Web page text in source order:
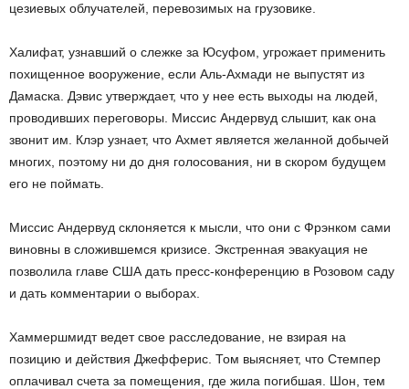
цезиевых облучателей, перевозимых на грузовике.
Халифат, узнавший о слежке за Юсуфом, угрожает применить
похищенное вооружение, если Аль-Ахмади не выпустят из
Дамаска. Дэвис утверждает, что у нее есть выходы на людей,
проводивших переговоры. Миссис Андервуд слышит, как она
звонит им. Клэр узнает, что Ахмет является желанной добычей
многих, поэтому ни до дня голосования, ни в скором будущем
его не поймать.
Миссис Андервуд склоняется к мысли, что они с Фрэнком сами
виновны в сложившемся кризисе. Экстренная эвакуация не
позволила главе США дать пресс-конференцию в Розовом саду
и дать комментарии о выборах.
Хаммершмидт ведет свое расследование, не взирая на
позицию и действия Джефферис. Том выясняет, что Стемпер
оплачивал счета за помещения, где жила погибшая. Шон, тем